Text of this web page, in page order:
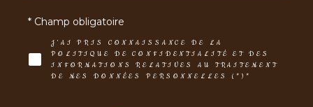
J'AI PRIS CONNAISSANCE DE LA
POLITIQUE DE CONFIDENTIALITÉ ET DES
INFORMATIONS RELATIVES AU TRAITEMENT
DE MES DONNÉES PERSONNELLES (*)*
* Champ obligatoire